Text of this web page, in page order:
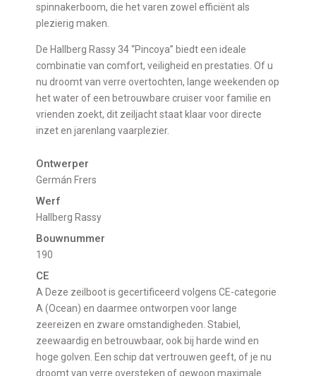
spinnakerboom, die het varen zowel efficiënt als
plezierig maken.
De Hallberg Rassy 34 “Pincoya” biedt een ideale
combinatie van comfort, veiligheid en prestaties. Of u
nu droomt van verre overtochten, lange weekenden op
het water of een betrouwbare cruiser voor familie en
vrienden zoekt, dit zeiljacht staat klaar voor directe
inzet en jarenlang vaarplezier.
Ontwerper
Germán Frers
Werf
Hallberg Rassy
Bouwnummer
190
CE
A Deze zeilboot is gecertificeerd volgens CE-categorie
A (Ocean) en daarmee ontworpen voor lange
zeereizen en zware omstandigheden. Stabiel,
zeewaardig en betrouwbaar, ook bij harde wind en
hoge golven. Een schip dat vertrouwen geeft, of je nu
droomt van verre oversteken of gewoon maximale